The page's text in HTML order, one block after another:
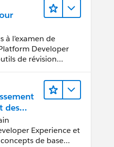
à l’examen de
Developer
de révision
des
Experience et
de base